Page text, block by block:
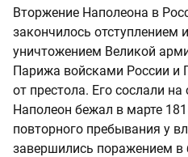
Вторжение Наполеона в
закончилось отступлением
уничтожением Великой
Парижа войсками России и
от престола. Его сослали
Наполеон бежал в марте
повторного пребывания у
завершились поражением в